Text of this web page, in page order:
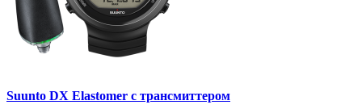
Suunto DX Elastomer с трансмиттером